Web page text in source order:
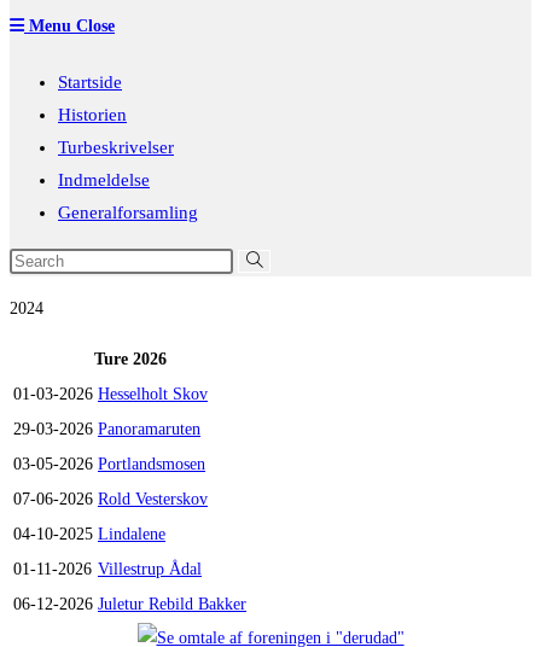
search
Menu Close
Startside
Historien
Turbeskrivelser
Indmeldelse
Generalforsamling
Search
2024
Ture 2026
01-03-2026 Hesselholt Skov
29-03-2026 Panoramaruten
03-05-2026 Portlandsmosen
07-06-2026 Rold Vesterskov
04-10-2025 Lindalene
01-11-2026 Villestrup Ådal
06-12-2026 Juletur Rebild Bakker